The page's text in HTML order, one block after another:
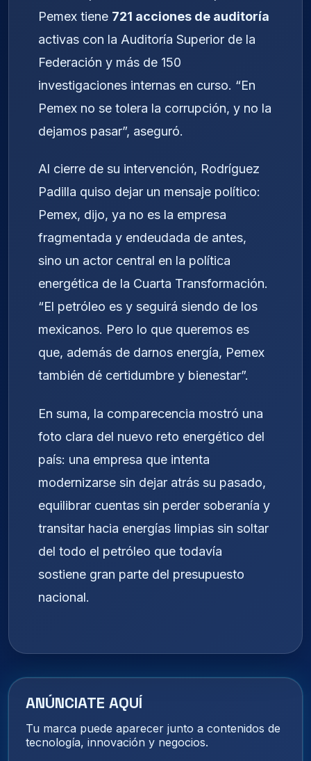
Pemex tiene 721 acciones de auditoría
activas con la Auditoría Superior de la
Federación y más de 150
investigaciones internas en curso. “En
Pemex no se tolera la corrupción, y no la
dejamos pasar”, aseguró.
Al cierre de su intervención, Rodríguez
Padilla quiso dejar un mensaje político:
Pemex, dijo, ya no es la empresa
fragmentada y endeudada de antes,
sino un actor central en la política
energética de la Cuarta Transformación.
“El petróleo es y seguirá siendo de los
mexicanos. Pero lo que queremos es
que, además de darnos energía, Pemex
también dé certidumbre y bienestar”.
En suma, la comparecencia mostró una
foto clara del nuevo reto energético del
país: una empresa que intenta
modernizarse sin dejar atrás su pasado,
equilibrar cuentas sin perder soberanía y
transitar hacia energías limpias sin soltar
del todo el petróleo que todavía
sostiene gran parte del presupuesto
nacional.
ANÚNCIATE AQUÍ
Tu marca puede aparecer junto a contenidos de
tecnología, innovación y negocios.